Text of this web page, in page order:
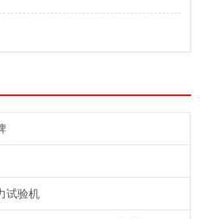
试验机